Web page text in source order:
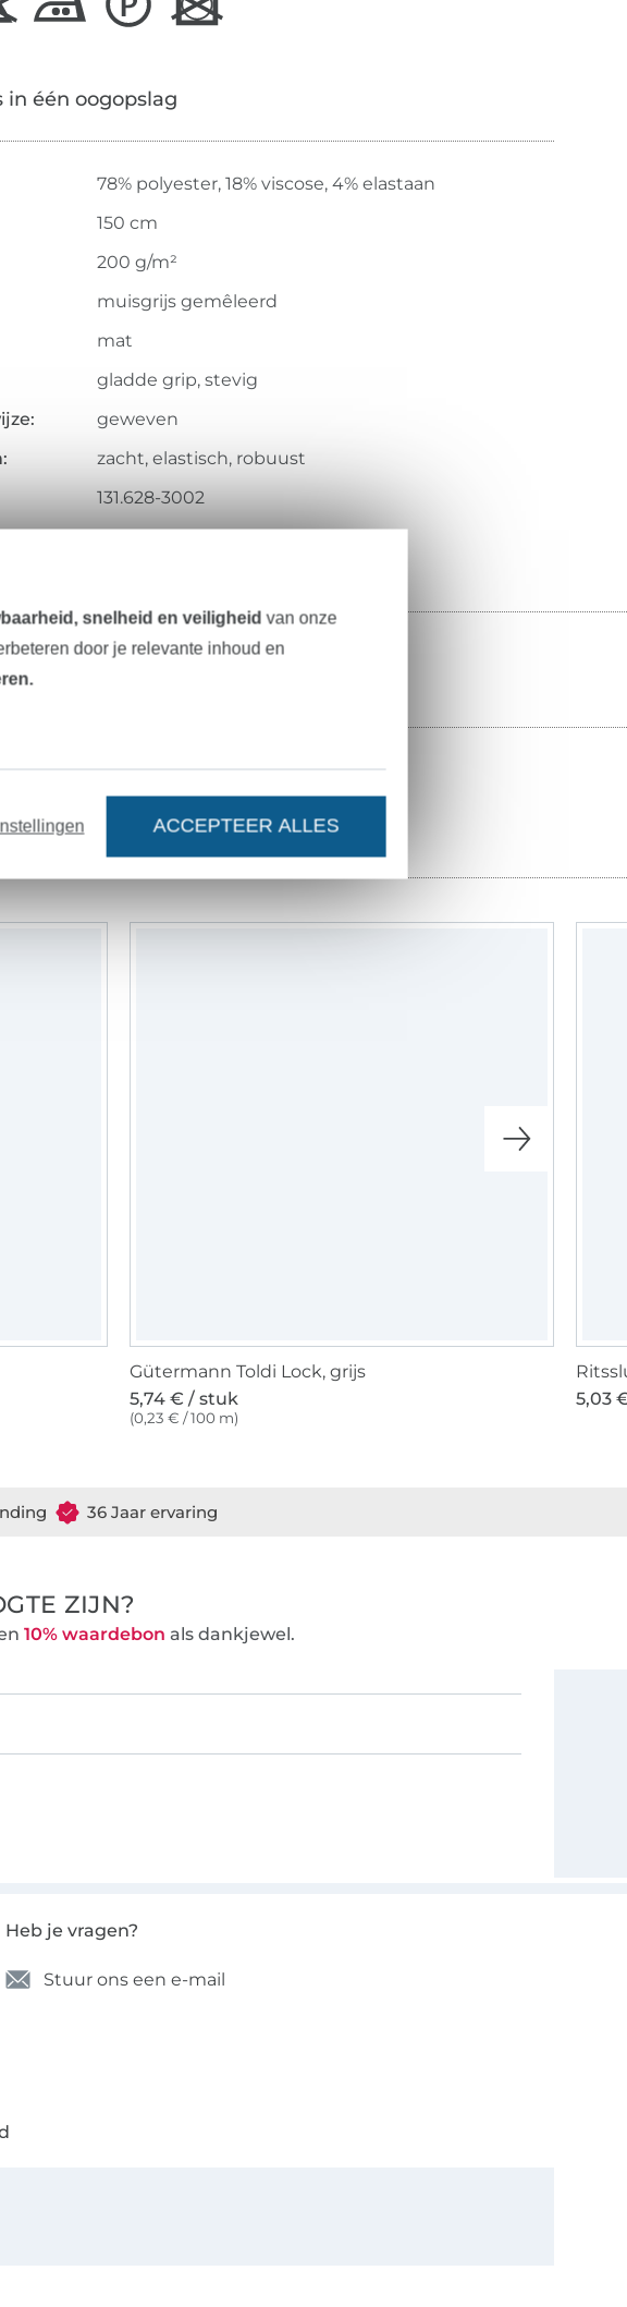
in één oogopslag
78% polyester, 18% viscose, 4% elastaan
150 cm
200 g/m²
muisgrijs gemêleerd
mat
gladde grip, stevig
geweven
zacht, elastisch, robuust
131.628-3002
bij
naaipatronen
Gütermann Toldi Lock, grijs
5,74 € / stuk
(0,23 € / 100 m)
5,03
36 Jaar ervaring
ZIJN?
10% waardebon als dankjewel.
Heb je vragen?
Stuur ons een e-mail
snelheid en veiligheid van onze
door je relevante inhoud en
ACCEPTEER ALLES